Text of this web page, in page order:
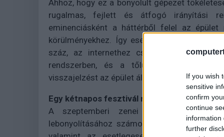
If you wish
sensitive
confirm
continue
information
further
Ahhoz, hogy ez a bonyolult gépezet
rugalmas, fejlett és átfogó irányítási
eminenciásként a háttérből felel az épület
körülményekhez. Így esett a választás a
száz, az internethez csatlakoztatott és
rendszerben, és a tőlük érkező
visszajelzést az épület állapotáról az
Egy kétnapos fesztivál margójára
A szeptemberi zenei fesztivál, illetve
lebonyolításához számos komponenst kell